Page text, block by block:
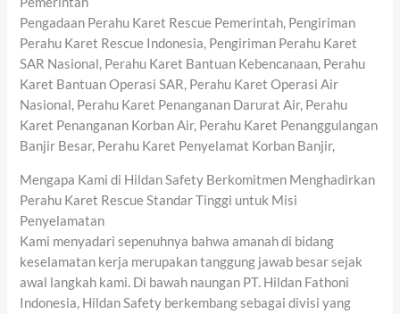
Pengadaan Perahu Karet Rescue Pemerintah, Pengiriman
Perahu Karet Rescue Indonesia, Pengiriman Perahu Karet
SAR Nasional, Perahu Karet Bantuan Kebencanaan, Perahu
Karet Bantuan Operasi SAR, Perahu Karet Operasi Air
Nasional, Perahu Karet Penanganan Darurat Air, Perahu
Karet Penanganan Korban Air, Perahu Karet Penanggulangan
Banjir Besar, Perahu Karet Penyelamat Korban Banjir,
Mengapa Kami di Hildan Safety Berkomitmen Menghadirkan
Perahu Karet Rescue Standar Tinggi untuk Misi
Penyelamatan
Kami menyadari sepenuhnya bahwa amanah di bidang
keselamatan kerja merupakan tanggung jawab besar sejak
awal langkah kami. Di bawah naungan PT. Hildan Fathoni
Indonesia, Hildan Safety berkembang sebagai divisi yang